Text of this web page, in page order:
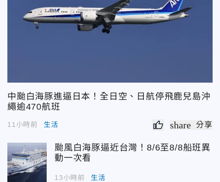
中颱白海豚進逼日本！全日空、日航停飛鹿兒島沖
繩逾470航班
11小時前 生活 share 分享
颱風白海豚逼近台灣！8/6至8/8船班異
動一次看
13小時前 生活